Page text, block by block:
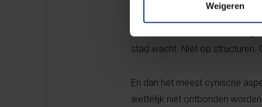
Weigeren
stad wacht. Niet op structuren.
En dan het meest cynische
wettelijk niet ontbonden